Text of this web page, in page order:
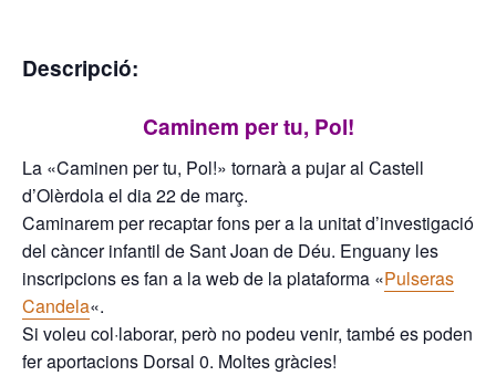
Descripció:
Caminem per tu, Pol!
La «Caminen per tu, Pol!» tornarà a pujar al Castell
d’Olèrdola el dia 22 de març.
Caminarem per recaptar fons per a la unitat d’investigació
del càncer infantil de Sant Joan de Déu. Enguany les
inscripcions es fan a la web de la plataforma «Pulseras
Candela«.
Si voleu col·laborar, però no podeu venir, també es poden
fer aportacions Dorsal 0. Moltes gràcies!